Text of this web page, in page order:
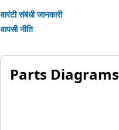
वारंटी संबंधी जानकारी
वापसी नीति
Parts Diagrams